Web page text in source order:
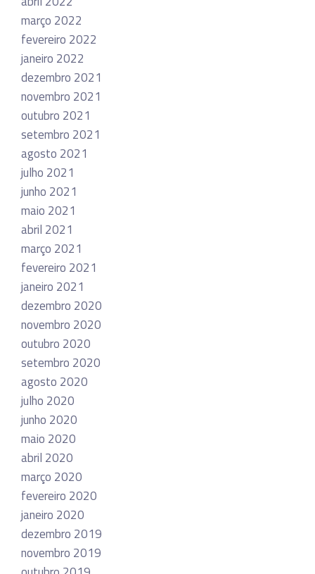
março 2022
fevereiro 2022
janeiro 2022
dezembro 2021
novembro 2021
outubro 2021
setembro 2021
agosto 2021
julho 2021
junho 2021
maio 2021
abril 2021
março 2021
fevereiro 2021
janeiro 2021
dezembro 2020
novembro 2020
outubro 2020
setembro 2020
agosto 2020
julho 2020
junho 2020
maio 2020
abril 2020
março 2020
fevereiro 2020
janeiro 2020
dezembro 2019
novembro 2019